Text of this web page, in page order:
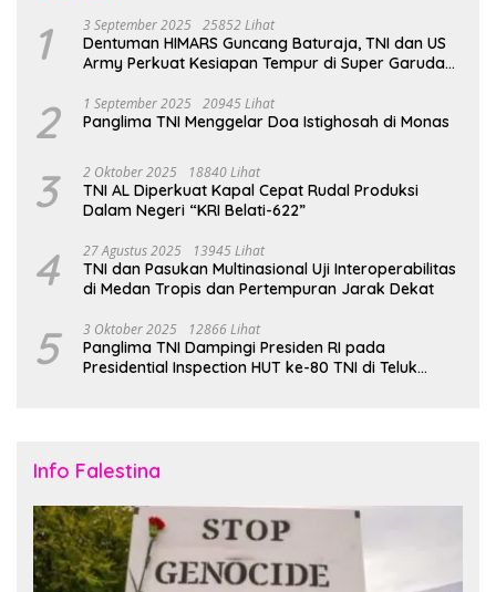
1 3 September 2025 25852 Lihat
Dentuman HIMARS Guncang Baturaja, TNI dan US
Army Perkuat Kesiapan Tempur di Super Garuda
2 1 September 2025 20945 Lihat
Panglima TNI Menggelar Doa Istighosah di Monas
3 2 Oktober 2025 18840 Lihat
TNI AL Diperkuat Kapal Cepat Rudal Produksi
Dalam Negeri “KRI Belati-622”
4 27 Agustus 2025 13945 Lihat
TNI dan Pasukan Multinasional Uji Interoperabilitas
di Medan Tropis dan Pertempuran Jarak Dekat
5 3 Oktober 2025 12866 Lihat
Panglima TNI Dampingi Presiden RI pada
Presidential Inspection HUT ke-80 TNI di Teluk
Info Falestina